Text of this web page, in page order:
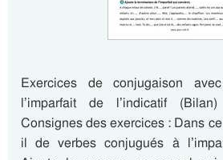
Exercices de conjugaison
l’imparfait de l’indicatif
Consignes des exercices : Dans
il de verbes conjugués à